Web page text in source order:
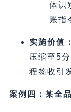
体识
账指
实施价值：
压缩至5
程签收引
案例四：某全